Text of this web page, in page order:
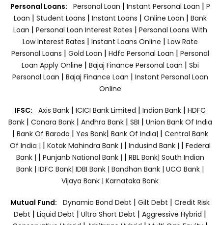
Personal Loans: Personal Loan | Instant Personal Loan | P
Loan | Student Loans | Instant Loans | Online Loan | Bank
Loan | Personal Loan Interest Rates | Personal Loans With
Low Interest Rates | Instant Loans Online | Low Rate
Personal Loans | Gold Loan | Hdfc Personal Loan | Personal
Loan Apply Online | Bajaj Finance Personal Loan | Sbi
Personal Loan | Bajaj Finance Loan | Instant Personal Loan
Online
IFSC: Axis Bank | ICICI Bank Limited | Indian Bank | HDFC
Bank| Canara Bank | Andhra Bank| SBI | Union Bank Of India
| Bank Of Baroda | Yes Bank| Bank Of India| | Central Bank
Of India | | Kotak Mahindra Bank | | Indusind Bank | | Federal
Bank | | Punjanb National Bank | | RBL Bank| South Indian
Bank | IDFC Bank| IDBI Bank | Bandhan Bank | UCO Bank |
Vijaya Bank | Karnataka Bank
Mutual Fund: Dynamic Bond Debt | Gilt Debt | Credit Risk
Debt | Liquid Debt | Ultra Short Debt | Aggressive Hybrid |